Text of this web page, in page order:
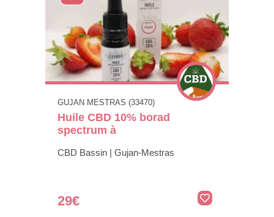
GUJAN MESTRAS (33470)
Huile CBD 10% borad
spectrum à
CBD Bassin | Gujan-Mestras
29€